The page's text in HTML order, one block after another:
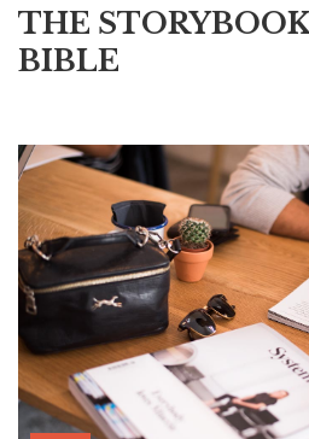
THE STORYBOOK
BIBLE